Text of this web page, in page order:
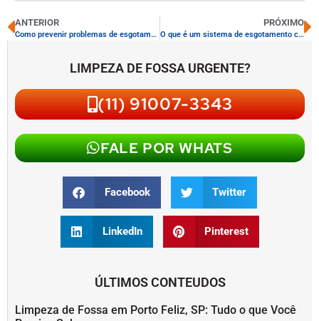
ANTERIOR
Como prevenir problemas de esgotamento de fossas
PRÓXIMO
O que é um sistema de esgotamento com separação de sólidos
LIMPEZA DE FOSSA URGENTE?
(11) 91007-3343
FALE POR WHATS
Facebook Twitter
LinkedIn Pinterest
ÚLTIMOS CONTEUDOS
Limpeza de Fossa em Porto Feliz, SP: Tudo o que Você